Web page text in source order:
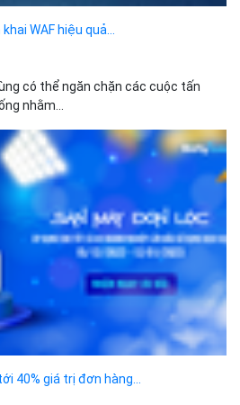
40% giá trị đơn hàng...
2023, khách hàng khi sử dụng các
Cloud sẽ được...